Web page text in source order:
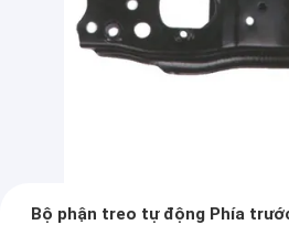
Bộ phận treo tự động Phía